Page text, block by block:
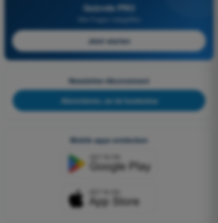
Quizvds PRO
Alle Fragen inbegriffen
Jetzt starten
Newsletter-Abonnement
Abonnieren, es ist kostenlos
Mobile apps entdecken